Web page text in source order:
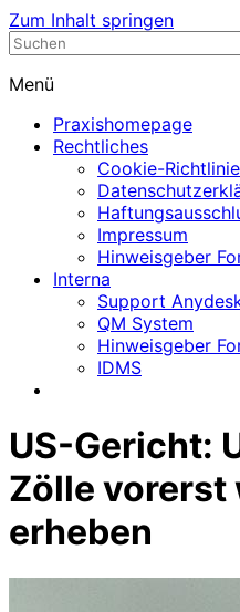
Zum Inhalt springen
Nephrologische Praxis mit
Menü
Praxishomepage
Rechtliches
Cookie-
Impressum
Hinweisgeber
Interna
Support
QM System
Hinweisgeber
IDMS
US-Gericht:
Zölle vorerst
erheben